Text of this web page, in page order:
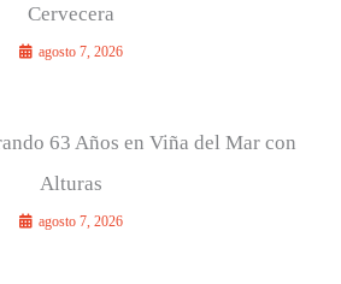
Cervecera
agosto 7, 2026
63 Años en Viña del Mar con
Alturas
agosto 7, 2026